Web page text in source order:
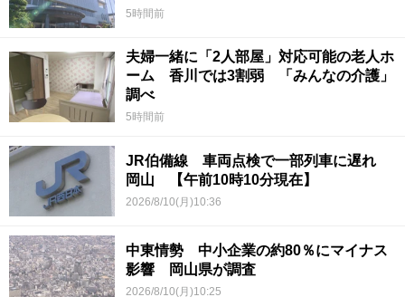
5時間前
夫婦一緒に「2人部屋」対応可能の老人ホ
ーム 香川では3割弱 「みんなの介護」
調べ
5時間前
JR伯備線 車両点検で一部列車に遅れ
岡山 【午前10時10分現在】
2026/8/10(月)10:36
中東情勢 中小企業の約80％にマイナス
影響 岡山県が調査
2026/8/10(月)10:25